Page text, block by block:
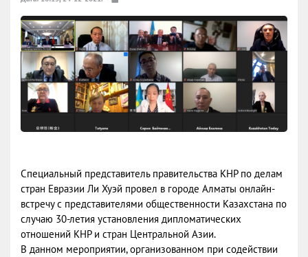
Специальный представитель правительства КНР по делам
стран Евразии Ли Хуэй провел в городе Алматы онлайн-
встречу с представителями общественности Казахстана по
случаю 30-летия установления дипломатических
отношений КНР и стран Центральной Азии.
В данном мероприятии, организованном при содействии